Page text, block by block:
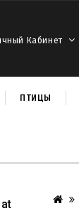
Кабинет
ПТИЦЫ